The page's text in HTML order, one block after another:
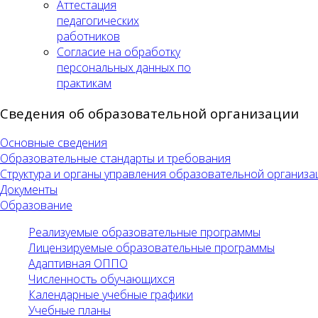
Аттестация
педагогических
работников
Согласие на обработку
персональных данных по
практикам
Сведения об образовательной организации
Основные сведения
Образовательные стандарты и требования
Структура и органы управления образовательной
Документы
Образование
Реализуемые образовательные программы
Лицензируемые образовательные программы
Адаптивная ОППО
Численность обучающихся
Календарные учебные графики
Учебные планы